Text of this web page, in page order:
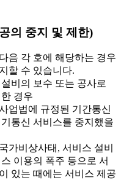
의 중지 및 제한)
음 각 호에 해당하는 경우
할 수 있습니다.
비의 보수 또는 공사로
경우
업법에 규정된 기간통신
통신 서비스를 중지했을
가비상사태, 서비스 설비
이용의 폭주 등으로 서
있는 때에는 서비스 제공